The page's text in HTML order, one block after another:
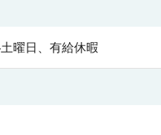
曜日、有給休暇